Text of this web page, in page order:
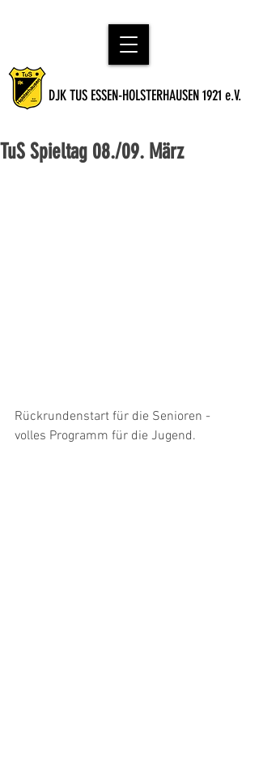
DJK TUS ESSEN-HOLSTERHAUSEN 1921 e.V.
TuS Spieltag 08./09. März
Rückrundenstart für die Senioren -
volles Programm für die Jugend.